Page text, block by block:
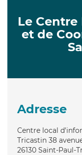
Le
et de
Adresse
Centre local
Tricastin 38
26130 Saint-Paul-